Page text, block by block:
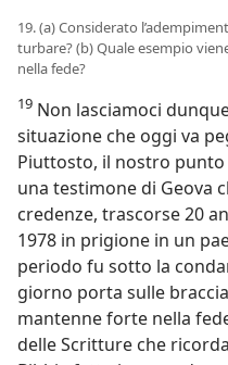
19. (a) Considerato
turbare? (b) Quale esempio
nella fede?
19 Non lasciamoci
situazione che oggi va
Piuttosto, il nostro punto
una testimone di Geova
credenze, trascorse 20
1978 in prigione in un
periodo fu sotto la
giorno porta sulle
mantenne forte nella
delle Scritture che